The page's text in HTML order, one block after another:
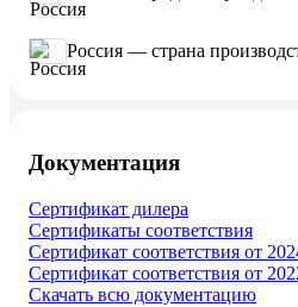
Россия — страна
Документация
Сертификат дилера
Сертификаты соответствия
Сертификат соответствия от
Сертификат соответствия от
Скачать всю документацию